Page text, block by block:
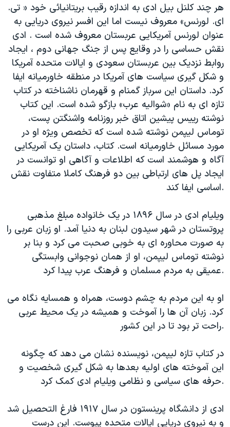
اقتصادی
علم و فناوری
اسرائیل در جنگ
گالری عکس
آرشیو پخش زنده
حمله جمهوری اسلامی به اسرائیل
رمز مهسا
ورزش زنان در ایران
اعتراضات زن، زندگی، آزادی
مجموعه مستندهای دادخواهی
تریبونال مردمی آبان ۹۸
دادگاه حمید نوری
چهل سال گروگان‌گیری
قانون شفافیت دارائی کادر رهبری ایران
اعتراضات مردمی آبان ۹۸
نرگس محمدی برنده جایزه نوبل صلح
همایش محافظه‌کاران آمریکا «سی‌پک»
صفحه‌های ویژه
سفر پرزیدنت ترامپ به چین
زبانهای مختلف
هر چند کلنل بیل ادی به اندازه رقیب بریتانیائی خود « تی.
ای. لورنس» معروف نیست اما این افسر نیروی دریایی به
عنوان لورنس آمریکایی عربستان معروف شده است . ادی
نقش حساسی را در وقایع پس از جنگ جهانی دوم ، ایجاد
روابط نزدیک بین عربستان سعودی و ایالات متحده آمریکا
و شکل گیری سیاست های آمریکا در منطقه خاورمیانه ایفا
کرد. داستان این سرباز گمنام و قهرمان ناشناخته در کتاب
تازه ای به نام «شوالیه عرب» بازگو شده است. این کتاب
نوشته رییس پیشین اتاق خبر روزنامه واشنگتن پست،
توماس لیپمن نوشته شده است که تخصص ویژه او در
مورد مسائل خاورمیانه است. کتاب، داستان یک آمریکایی
آگاه و هوشمند است که اطلاعات و آگاهی او توانست در
ایجاد پل های ارتباطی بین دو فرهنگ کاملا متفاوت نقش
اساسی ایفا کند.
ویلیام ادی در سال ۱۸۹۶ در یک خانواده مبلغ مذهبی
پروتستان در شهر سیدون لبنان به دنیا آمد. او زبان عربی را
به صورت محاوره ای به خوبی صحبت می کرد و بنا بر
نوشته توماس لیپمن، او از همان نوجوانی وابستگی
عمیقی به مردم مسلمان و فرهنگ عرب پیدا کرد.
او به این مردم به چشم دوست، همراه و همسایه نگاه می
کرد. زبان آن ها را آموخت و همیشه در یک محیط عربی
راحت تر بود تا در این کشور.
در کتاب تازه لیپمن، نویسنده نشان می دهد که چگونه
این آموخته های اولیه بعدها به شکل گیری شخصیت و
حرفه های سیاسی و نظامی ویلیام ادی کمک کرد.
ادی از دانشگاه پرینستون در سال ۱۹۱۷ فارغ التحصیل شد
و به نیروی دریایی ایالات متحده پیوست. این درست